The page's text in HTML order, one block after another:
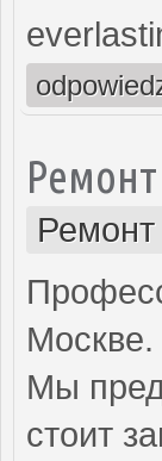
Москве.
Мы
стоит